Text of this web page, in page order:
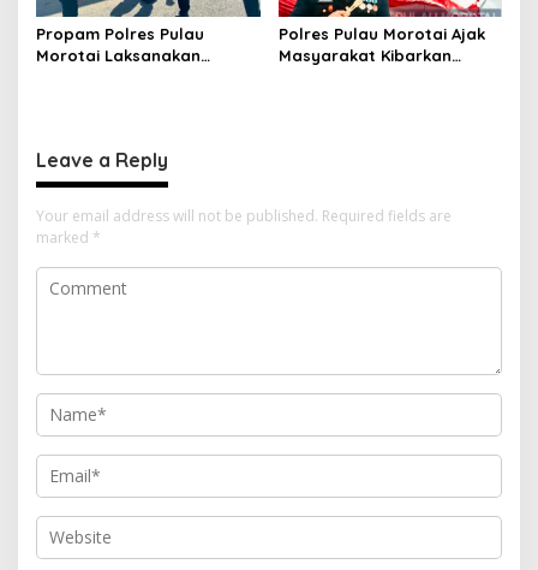
Propam Polres Pulau
Morotai Laksanakan
Polres Pulau Morotai Ajak
Masyarakat Kibarkan
Leave a Reply
Your email address will not be published. Required fields are
marked *